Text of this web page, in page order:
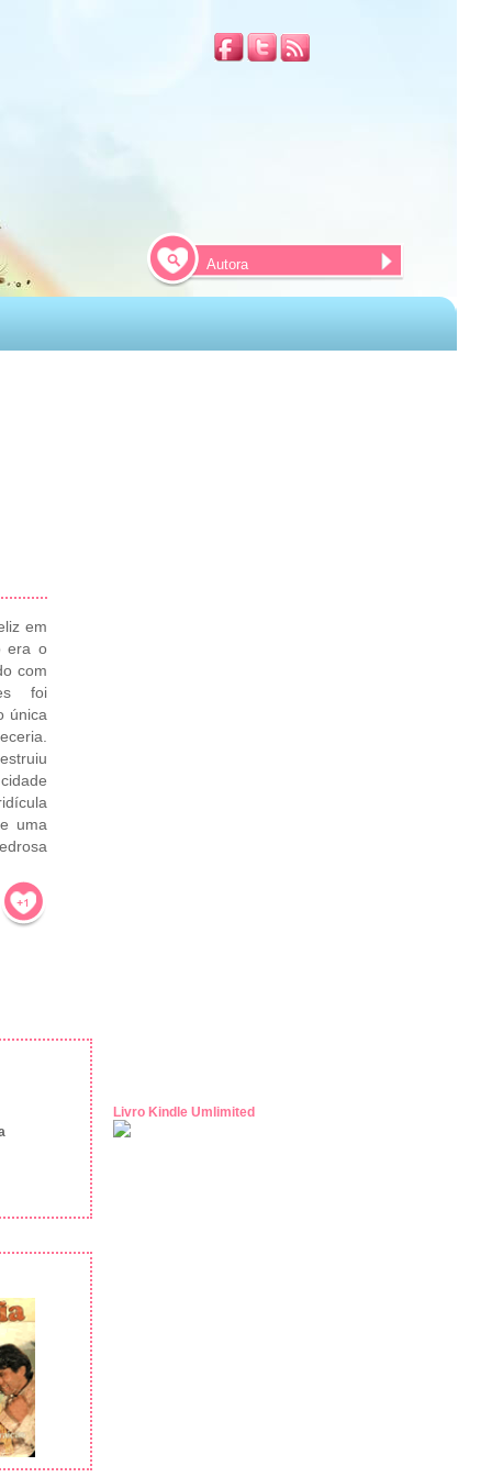
em
era o
com
foi
única
uma
Livro Kindle Umlimited